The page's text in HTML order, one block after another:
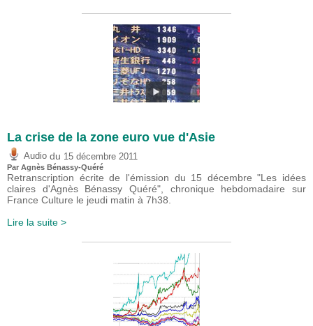
La crise de la zone euro vue d'Asie
Audio du 15 décembre 2011
Par Agnès Bénassy-Quéré
Retranscription écrite de l'émission du 15 décembre "Les idées
claires d'Agnès Bénassy Quéré", chronique hebdomadaire sur
France Culture le jeudi matin à 7h38.
Lire la suite >